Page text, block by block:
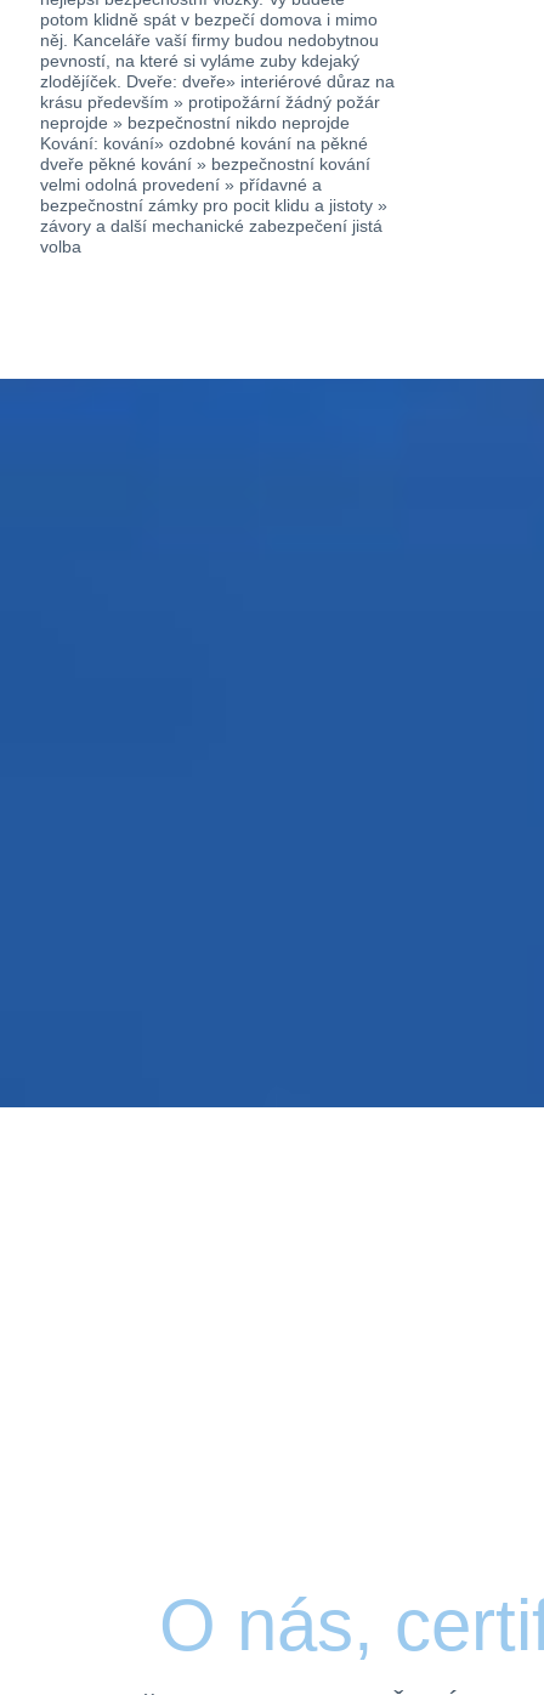
potom klidně spát v bezpečí domova i mimo
něj. Kanceláře vaší firmy budou nedobytnou
pevností, na které si vyláme zuby kdejaký
zlodějíček. Dveře: dveře» interiérové důraz na
krásu především » protipožární žádný požár
neprojde » bezpečnostní nikdo neprojde
Kování: kování» ozdobné kování na pěkné
dveře pěkné kování » bezpečnostní kování
velmi odolná provedení » přídavné a
bezpečnostní zámky pro pocit klidu a jistoty »
závory a další mechanické zabezpečení jistá
volba
O nás,